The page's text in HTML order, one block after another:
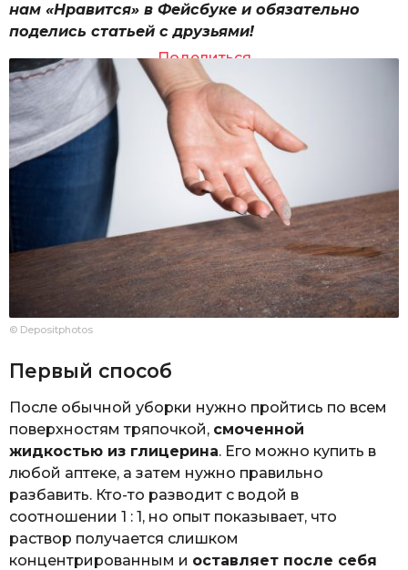
нам «Нравится» в Фейсбуке и обязательно
поделись статьей с друзьями!
Поделиться
© Depositphotos
Первый способ
После обычной уборки нужно пройтись по всем
поверхностям тряпочкой, смоченной
жидкостью из глицерина. Его можно купить в
любой аптеке, а затем нужно правильно
разбавить. Кто-то разводит с водой в
соотношении 1 : 1, но опыт показывает, что
раствор получается слишком
концентрированным и оставляет после себя